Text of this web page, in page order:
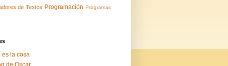
de Textos Programación Programas
es la cosa
de Oscar